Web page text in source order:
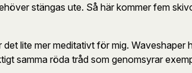
stängas ute. Så här kommer fem
lite mer meditativt för mig. Waveshaper
samma röda tråd som genomsyrar